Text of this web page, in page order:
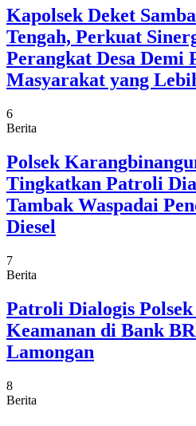
Kapolsek Deket
Tengah, Perkuat
Perangkat Desa Demi
Masyarakat yang
6
Berita
Polsek
Tingkatkan Patroli
Tambak Waspadai
Diesel
7
Berita
Patroli Dialogis
Keamanan di Bank
Lamongan
8
Berita